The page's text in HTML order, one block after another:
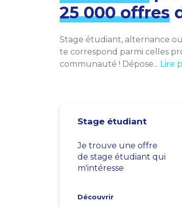
25 000 offres
Stage étudiant, alternance
te correspond parmi celles
communauté ! Dépose... Lire
Stage étudiant
Je trouve une offre
de stage étudiant qui
m'intéresse
Découvrir